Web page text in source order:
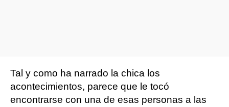
Tal y como ha narrado la chica los
acontecimientos, parece que le tocó
encontrarse con una de esas personas a las